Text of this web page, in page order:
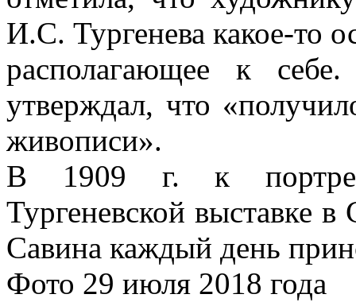
И.С. Тургенева какое-то
располагающее к
утверждал, что
живописи».
В 1909 г. к
Тургеневской выставке
Савина каждый день
Фото 29 июля 2018 года